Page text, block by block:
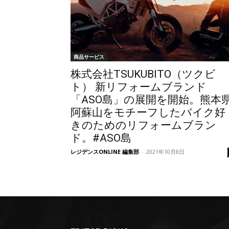
商品サービス
株式会社TSUKUBITO（ツクビ
ト） 新リフォームブランド
「ASO島」の展開を開始。熊本
阿蘇山をモチーフしたバイク好
きのためのリフォームブラン
ド。#ASO島
レジデンスONLINE 編集部 - 2021年10月8日